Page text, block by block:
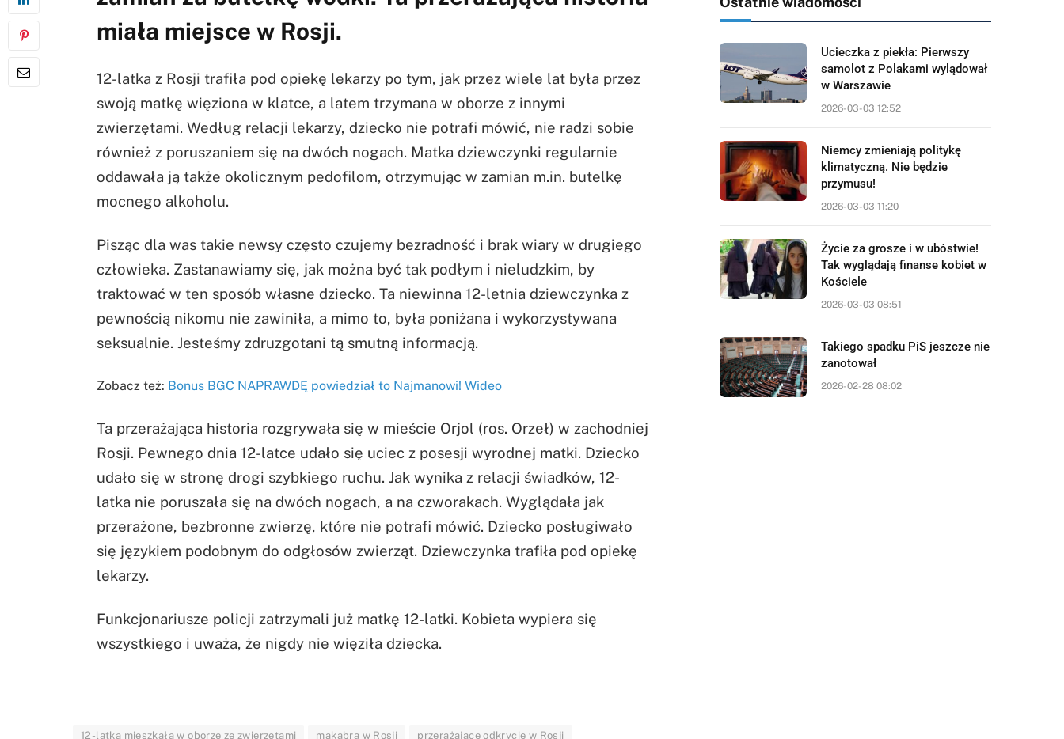
miała miejsce w Rosji.
12-latka z Rosji trafiła pod opiekę lekarzy po tym, jak przez wiele lat była przez
swoją matkę więziona w klatce, a latem trzymana w oborze z innymi
zwierzętami. Według relacji lekarzy, dziecko nie potrafi mówić, nie radzi sobie
również z poruszaniem się na dwóch nogach. Matka dziewczynki regularnie
oddawała ją także okolicznym pedofilom, otrzymując w zamian m.in. butelkę
mocnego alkoholu.
Pisząc dla was takie newsy często czujemy bezradność i brak wiary w drugiego
człowieka. Zastanawiamy się, jak można być tak podłym i nieludzkim, by
traktować w ten sposób własne dziecko. Ta niewinna 12-letnia dziewczynka z
pewnością nikomu nie zawiniła, a mimo to, była poniżana i wykorzystywana
seksualnie. Jesteśmy zdruzgotani tą smutną informacją.
Zobacz też: Bonus BGC NAPRAWDĘ powiedział to Najmanowi! Wideo
Ta przerażająca historia rozgrywała się w mieście Orjol (ros. Orzeł) w zachodniej
Rosji. Pewnego dnia 12-latce udało się uciec z posesji wyrodnej matki. Dziecko
udało się w stronę drogi szybkiego ruchu. Jak wynika z relacji świadków, 12-
latka nie poruszała się na dwóch nogach, a na czworakach. Wyglądała jak
przerażone, bezbronne zwierzę, które nie potrafi mówić. Dziecko posługiwało
się językiem podobnym do odgłosów zwierząt. Dziewczynka trafiła pod opiekę
lekarzy.
Funkcjonariusze policji zatrzymali już matkę 12-latki. Kobieta wypiera się
wszystkiego i uważa, że nigdy nie więziła dziecka.
12-latka mieszkała w oborze ze zwierzętami makabra w Rosji przerażające odkrycie w Rosji
Ucieczka z piekła: Pierwszy
samolot z Polakami wylądował
w Warszawie
2026-03-03 12:52
Niemcy zmieniają politykę
klimatyczną. Nie będzie
przymusu!
2026-03-03 11:20
Życie za grosze i w ubóstwie!
Tak wyglądają finanse kobiet w
Kościele
2026-03-03 08:51
Takiego spadku PiS jeszcze nie
zanotował
2026-02-28 08:02